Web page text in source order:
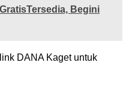
Begini
DANA Kaget untuk